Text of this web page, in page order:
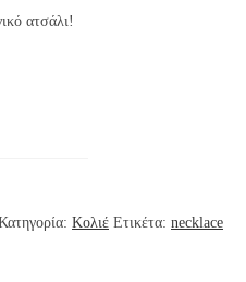
ατσάλι!
Κολιέ Ετικέτα: necklace